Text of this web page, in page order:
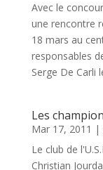
Avec le
une rencontre
18 mars au
responsables
Serge De Carli
Les
Mar 17, 2011 |
Le club de
Christian